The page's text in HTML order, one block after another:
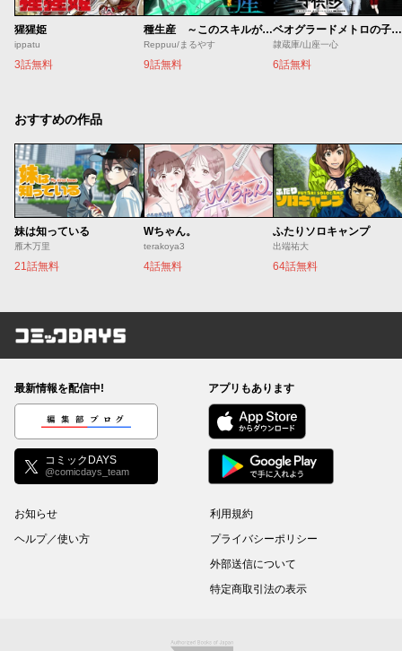
猩猩姫
ippatu
3話無料
種生産 ～このスキルがチートだとまだ誰も気付いていない～
Reppuu/まるやす
9話無料
ベオグラードメトロの子供たち
隷蔵庫/山座一心
6話無料
おすすめの作品
妹は知っている
雁木万里
21話無料
Wちゃん。
terakoya3
4話無料
ふたりソロキャンプ
出端祐大
64話無料
コミックDAYS
最新情報を配信中!
編集部ブログ
コミックDAYS
@comicdays_team
アプリもあります
お知らせ
ヘルプ／使い方
利用規約
プライバシーポリシー
外部送信について
特定商取引法の表示